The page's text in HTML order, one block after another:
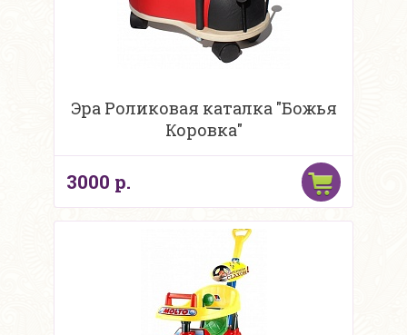
Эра Роликовая каталка "Божья
Коровка"
3000 р.